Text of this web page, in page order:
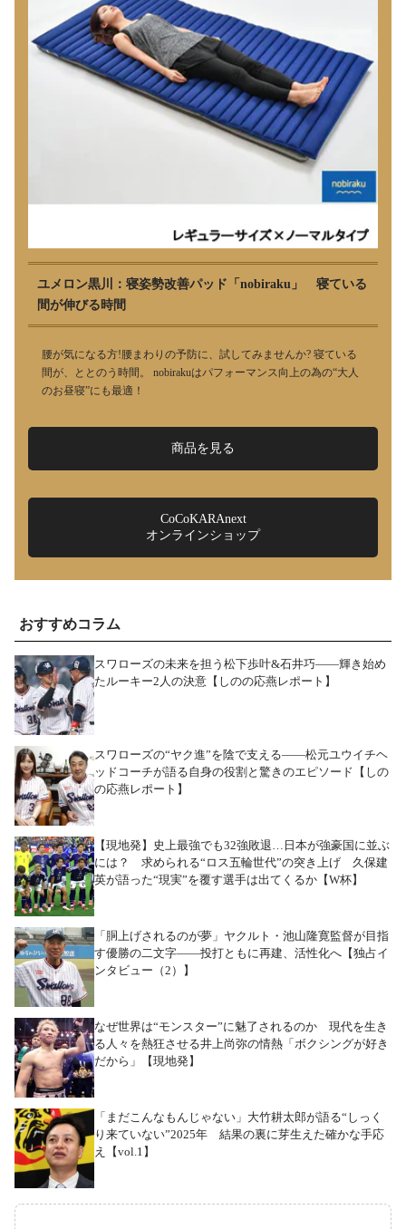
ユメロン黒川：寝姿勢改善パッド「nobiraku」 寝ている
間が伸びる時間
腰が気になる方!腰まわりの予防に、試してみませんか? 寝ている
間が、ととのう時間。 nobirakuはパフォーマンス向上の為の“大人
のお昼寝”にも最適！
商品を見る
CoCoKARAnext
オンラインショップ
おすすめコラム
スワローズの未来を担う松下歩叶&石井巧――輝き始め
たルーキー2人の決意【しのの応燕レポート】
スワローズの“ヤク進”を陰で支える――松元ユウイチヘ
ッドコーチが語る自身の役割と驚きのエピソード【しの
の応燕レポート】
【現地発】史上最強でも32強敗退…日本が強豪国に並ぶ
には？ 求められる“ロス五輪世代”の突き上げ 久保建
英が語った“現実”を覆す選手は出てくるか【W杯】
「胴上げされるのが夢」ヤクルト・池山隆寛監督が目指
す優勝の二文字――投打ともに再建、活性化へ【独占イ
ンタビュー（2）】
なぜ世界は“モンスター”に魅了されるのか 現代を生き
る人々を熱狂させる井上尚弥の情熱「ボクシングが好き
だから」【現地発】
「まだこんなもんじゃない」大竹耕太郎が語る“しっく
り来ていない”2025年 結果の裏に芽生えた確かな手応
え【vol.1】